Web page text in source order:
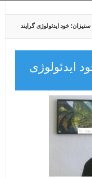
ستیزان؛ خود ایدئولوژی گرایند
ایدئولوژی